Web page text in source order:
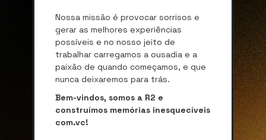
Nossa missão é provocar sorrisos e
gerar as melhores experiências
possíveis e no nosso jeito de
trabalhar carregamos a ousadia e a
paixão de quando começamos, e que
nunca deixaremos para trás.
Bem-vindos, somos a R2 e
construímos memórias inesquecíveis
com.vc!